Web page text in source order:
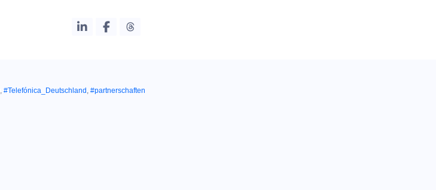
, #Telefónica_Deutschland , #partnerschaften